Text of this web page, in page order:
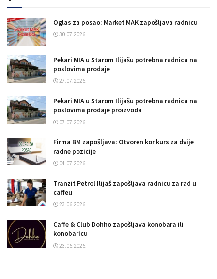
Oglas za posao: Market MAK zapošljava radnicu
30.07.2026.
Pekari MIA u Starom Ilijašu potrebna radnica na
poslovima prodaje
27.07.2026.
Pekari MIA u Starom Ilijašu potrebna radnica na
poslovima prodaje proizvoda
07.07.2026.
Firma BM zapošljava: Otvoren konkurs za dvije
radne pozicije
04.07.2026.
Tranzit Petrol Ilijaš zapošljava radnicu za rad u
caffeu
23.06.2026.
Caffe & Club Dohho zapošljava konobara ili
konobaricu
23.06.2026.